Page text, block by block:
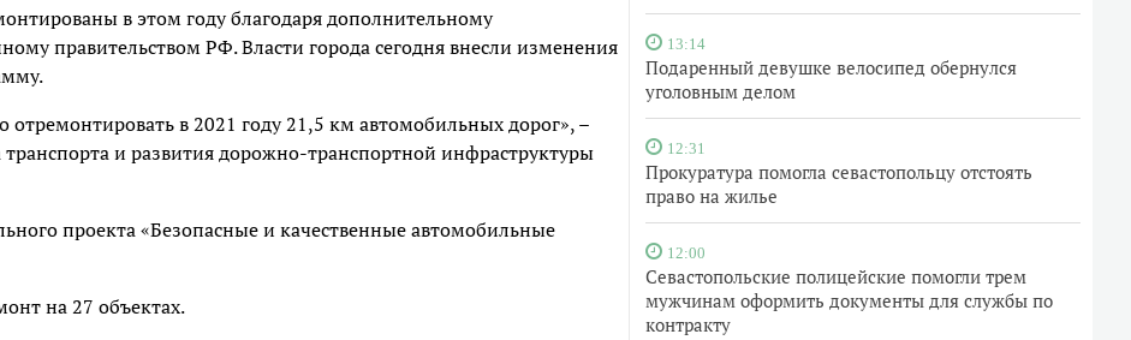
13:14
Подаренный девушке велосипед обернулся
уголовным делом
12:31
Прокуратура помогла севастопольцу отстоять
право на жилье
12:00
Севастопольские полицейские помогли трем
мужчинам оформить документы для службы по
контракту
в этом году благодаря дополнительному
правительством РФ. Власти города сегодня внесли изменения
отремонтировать в 2021 году 21,5 км автомобильных дорог», –
и развития дорожно-транспортной инфраструктуры
проекта «Безопасные и качественные автомобильные
на 27 объектах.